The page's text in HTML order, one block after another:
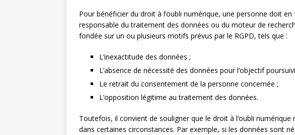
Pour bénéficier du droit à l’oubli numérique, une personne doit
responsable du traitement des données ou du moteur de
fondée sur un ou plusieurs motifs prévus par le RGPD, tels que :
L’inexactitude des données ;
L’absence de nécessité des données pour l’objectif
Le retrait du consentement de la personne concernée ;
L’opposition légitime au traitement des données.
Toutefois, il convient de souligner que le droit à l’oubli numérique
dans certaines circonstances. Par exemple, si les données sont